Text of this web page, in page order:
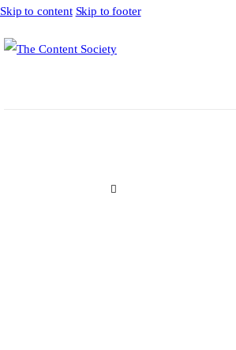
Skip to content Skip to footer